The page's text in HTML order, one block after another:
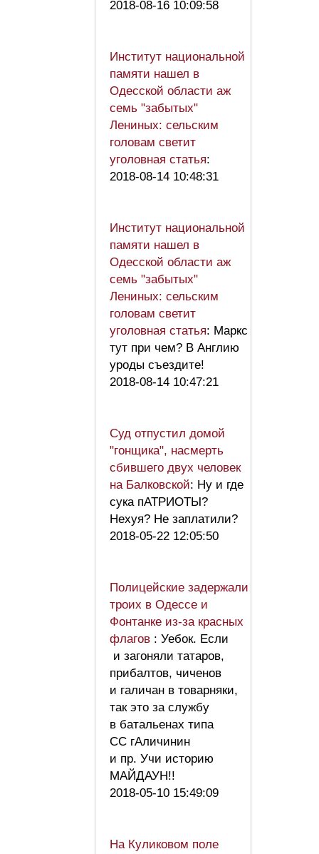
2018-08-16 10:09:58
Институт национальной
памяти нашел в
Одесской области аж
семь "забытых"
Лениных: сельским
головам светит
уголовная статья:
2018-08-14 10:48:31
Институт национальной
памяти нашел в
Одесской области аж
семь "забытых"
Лениных: сельским
головам светит
уголовная статья: Маркс
тут при чем? В Англию
уроды съездите!
2018-08-14 10:47:21
Суд отпустил домой
"гонщика", насмерть
сбившего двух человек
на Балковской: Ну и где
сука пАТРИОТЫ?
Нехуя? Не заплатили?
2018-05-22 12:05:50
Полицейские задержали
троих в Одессе и
Фонтанке из-за красных
флагов : Уебок. Если
и загоняли татаров,
прибалтов, чиченов
и галичан в товарняки,
так это за службу
в батальенах типа
СС гАличинин
и пр. Учи историю
МАЙДАУН!!
2018-05-10 15:49:09
На Куликовом поле